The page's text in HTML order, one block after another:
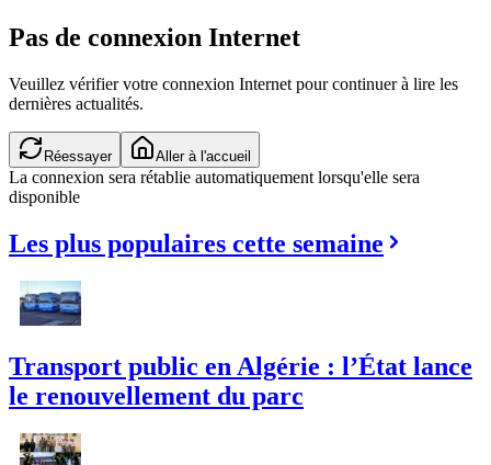
Pas de connexion Internet
Veuillez vérifier votre connexion Internet pour continuer à lire les
dernières actualités.
Réessayer Aller à l'accueil
La connexion sera rétablie automatiquement lorsqu'elle sera
disponible
Les plus populaires cette semaine
Transport public en Algérie : l’État lance
le renouvellement du parc